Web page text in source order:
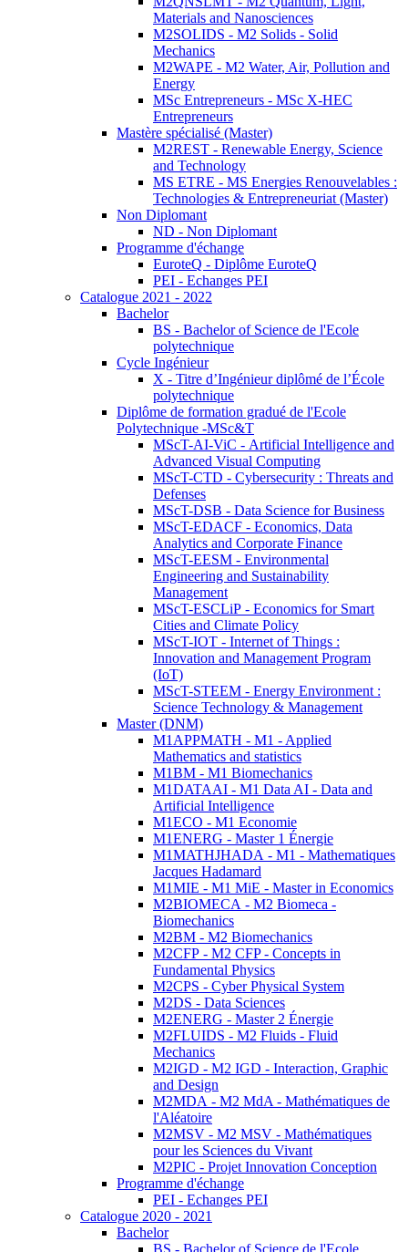
Materials and Nanosciences
M2SOLIDS - M2 Solids - Solid
Mechanics
M2WAPE - M2 Water, Air, Pollution and
Energy
MSc Entrepreneurs - MSc X-HEC
Entrepreneurs
Mastère spécialisé (Master)
M2REST - Renewable Energy, Science
and Technology
MS ETRE - MS Energies Renouvelables :
Technologies & Entrepreneuriat (Master)
Non Diplomant
ND - Non Diplomant
Programme d'échange
EuroteQ - Diplôme EuroteQ
PEI - Echanges PEI
Catalogue 2021 - 2022
Bachelor
BS - Bachelor of Science de l'Ecole
polytechnique
Cycle Ingénieur
X - Titre d’Ingénieur diplômé de l’École
polytechnique
Diplôme de formation gradué de l'Ecole
Polytechnique -MSc&T
MScT-AI-ViC - Artificial Intelligence and
Advanced Visual Computing
MScT-CTD - Cybersecurity : Threats and
Defenses
MScT-DSB - Data Science for Business
MScT-EDACF - Economics, Data
Analytics and Corporate Finance
MScT-EESM - Environmental
Engineering and Sustainability
Management
MScT-ESCLiP - Economics for Smart
Cities and Climate Policy
MScT-IOT - Internet of Things :
Innovation and Management Program
(IoT)
MScT-STEEM - Energy Environment :
Science Technology & Management
Master (DNM)
M1APPMATH - M1 - Applied
Mathematics and statistics
M1BM - M1 Biomechanics
M1DATAAI - M1 Data AI - Data and
Artificial Intelligence
M1ECO - M1 Economie
M1ENERG - Master 1 Énergie
M1MATHJHADA - M1 - Mathematiques
Jacques Hadamard
M1MIE - M1 MiE - Master in Economics
M2BIOMECA - M2 Biomeca -
Biomechanics
M2BM - M2 Biomechanics
M2CFP - M2 CFP - Concepts in
Fundamental Physics
M2CPS - Cyber Physical System
M2DS - Data Sciences
M2ENERG - Master 2 Énergie
M2FLUIDS - M2 Fluids - Fluid
Mechanics
M2IGD - M2 IGD - Interaction, Graphic
and Design
M2MDA - M2 MdA - Mathématiques de
l'Aléatoire
M2MSV - M2 MSV - Mathématiques
pour les Sciences du Vivant
M2PIC - Projet Innovation Conception
Programme d'échange
PEI - Echanges PEI
Catalogue 2020 - 2021
Bachelor
BS - Bachelor of Science de l'Ecole